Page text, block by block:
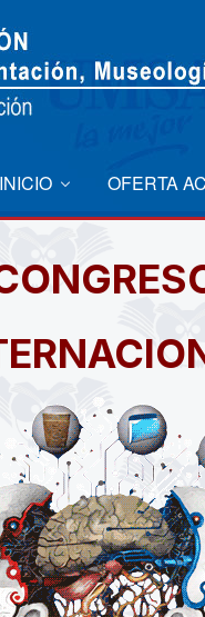
INICIO OFERTA